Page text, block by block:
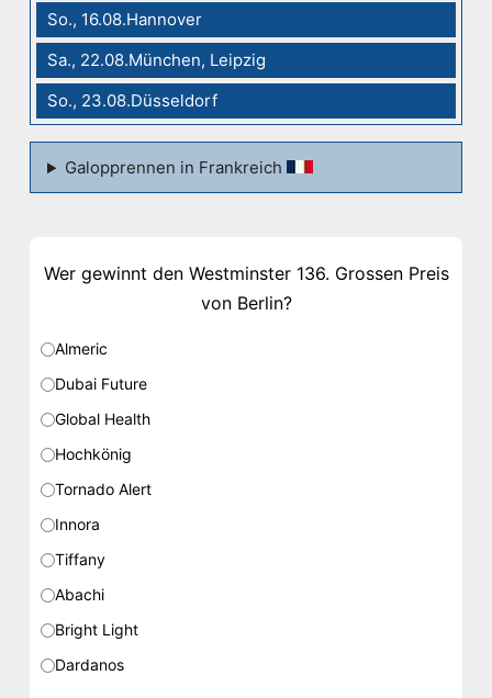
So., 16.08.Hannover
Sa., 22.08.München, Leipzig
So., 23.08.Düsseldorf
Galopprennen in Frankreich
Wer gewinnt den Westminster 136. Grossen Preis
von Berlin?
Almeric
Dubai Future
Global Health
Hochkönig
Tornado Alert
Innora
Tiffany
Abachi
Bright Light
Dardanos